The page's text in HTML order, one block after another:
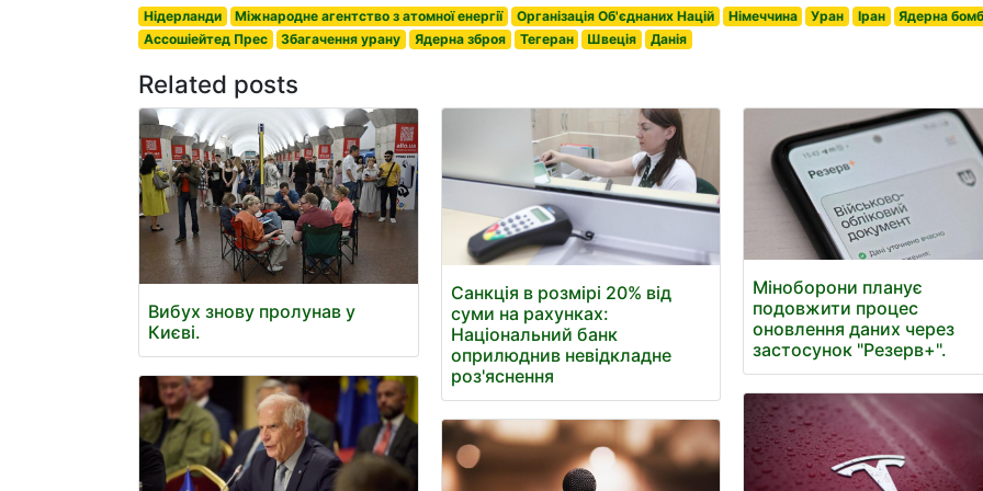
Нідерланди Міжнародне агентство з атомної енергії Організація Об'єднаних Націй Німеччина Уран Іран
Ядерна
Ассошіейтед Прес
Збагачення урану Ядерна зброя Тегеран Швеція Данія
Related posts
Вибух знову пролунав у
Києві.
Санкція в розмірі 20% від
суми на рахунках:
Національний банк
оприлюднив невідкладне
роз'яснення
Міноборони планує
подовжити процес
оновлення даних через
застосунок "Резерв+".